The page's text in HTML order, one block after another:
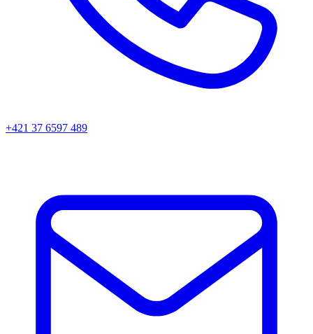
+421 37 6597 489